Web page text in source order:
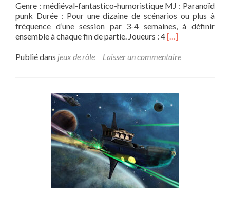
Genre : médiéval-fantastico-humoristique MJ : Paranoïd
punk Durée : Pour une dizaine de scénarios ou plus à
fréquence d’une session par 3-4 semaines, à définir
ensemble à chaque fin de partie. Joueurs : 4En
plus
A
compagnons
[…]
Publié dans jeux de rôle Laisser un commentaire